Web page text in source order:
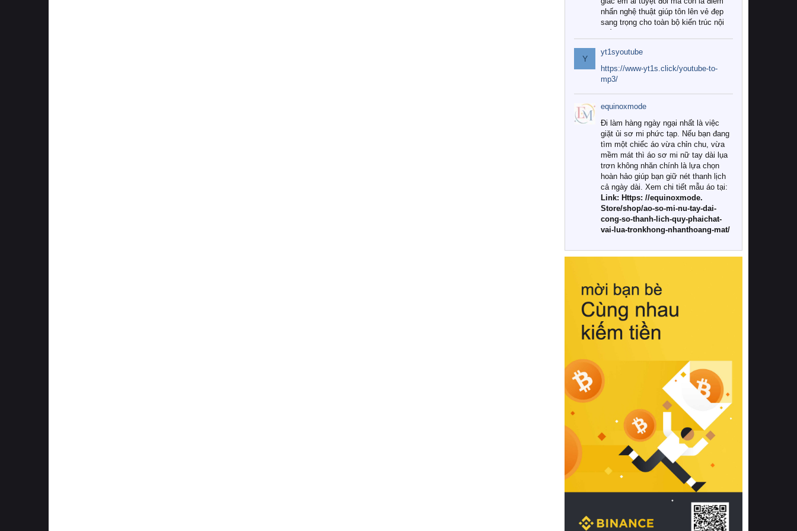
nhấn nghệ thuật giúp tôn lên vẻ đẹp
sang trọng cho toàn bộ kiến trúc nội
Tuy nhiên, giữa thị trường đa dạng
với vô vàn thương hiệu và mẫu mã
như hiện nay, làm thế nào để chọn
được những bộ chăn ga gối đệm cao
cấp thực sự chất lượng, phù hợp với
khí hậu và nhu cầu sử dụng của gia
đình? Hãy cùng chúng tôi đi tìm lời
giải đáp chi tiết qua bài viết dưới đây.
1. Tại sao các gia đình hiện đại lại ưa
chuộng chăn ga gối đệm cao cấp?
Khác với các dòng sản phẩm thông
thường, những bộ chăn ga gối đệm
cao cấp trải qua quy trình sản xuất
nghiêm ngặt từ khâu chọn lọc nguyên
liệu tự nhiên đến công nghệ dệt
nhuộm hiện đại không chứa hóa chất
này, bạn sẽ cảm nhận rõ rệt sự khác
hồi chuẩn xác của phần đệm nâng đỡ
cột sống.
Bên cạnh đó, việc lựa chọn các dòng
sản phẩm đạt chuẩn chất lượng quốc
tế còn giúp ngăn ngừa tình trạng kích
khuẩn và nấm mốc trong điều kiện
thời tiết nóng ẩm. Bạn có thể tìm hiểu
thêm các nghiên cứu khoa học về tác
động của giấc ngủ và môi trường
phòng ngủ đối với sức khỏe con
người tại Sleep Foundation (External
Link) để có cái nhìn toàn diện hơn.
2. Các tiêu chí vàng khi lựa chọn
chăn ga gối đệm cao cấp cho phòng
ngủ
Để sở hữu một bộ chăn ga gối đệm
cao cấp hoàn hảo cả về thẩm mỹ lẫn
công năng, người tiêu dùng cần cân
nhắc kỹ lưỡng các tiêu chí quan trọng
Y
yt1syoutube
https://www-yt1s.click/youtube-to-
mp3/
equinoxmode
Đi làm hàng ngày ngại nhất là việc
giặt ủi sơ mi phức tạp. Nếu bạn đang
tìm một chiếc áo vừa chỉn chu, vừa
mềm mát thì áo sơ mi nữ tay dài lụa
trơn không nhăn chính là lựa chọn
hoàn hảo giúp bạn giữ nét thanh lịch
cả ngày dài. Xem chi tiết mẫu áo tại:
Link: Https: //equinoxmode.
Store/shop/ao-so-mi-nu-tay-dai-
cong-so-thanh-lich-quy-phaichat-
vai-lua-tronkhong-nhanthoang-mat/